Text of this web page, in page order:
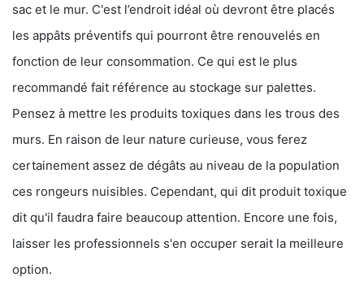
sac et le mur. C'est l’endroit idéal où devront être placés
les appâts préventifs qui pourront être renouvelés en
fonction de leur consommation. Ce qui est le plus
recommandé fait référence au stockage sur palettes.
Pensez à mettre les produits toxiques dans les trous des
murs. En raison de leur nature curieuse, vous ferez
certainement assez de dégâts au niveau de la population
ces rongeurs nuisibles. Cependant, qui dit produit toxique
dit qu'il faudra faire beaucoup attention. Encore une fois,
laisser les professionnels s'en occuper serait la meilleure
option.